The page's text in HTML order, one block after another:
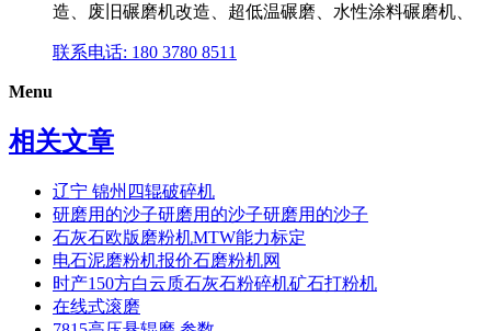
造、废旧碾磨机改造、超低温碾磨、水性涂料碾磨机、
联系电话: 180 3780 8511
Menu
相关文章
辽宁 锦州四辊破碎机
研磨用的沙子研磨用的沙子研磨用的沙子
石灰石欧版磨粉机MTW能力标定
电石泥磨粉机报价石磨粉机网
时产150方白云质石灰石粉碎机矿石打粉机
在线式滚磨